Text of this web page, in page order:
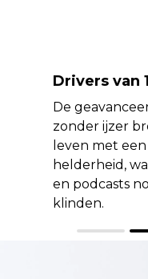
Drivers van
De
zonder ijzer
leven met
helderheid,
en podcasts
klinden.